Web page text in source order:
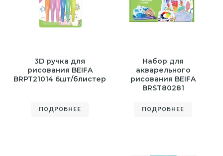
3D ручка для
рисования BEIFA
BRPT21014 6шт/блистер
ПОДРОБНЕЕ
Набор для
акварельного
рисования BEIFA
BRST80281
ПОДРОБНЕЕ